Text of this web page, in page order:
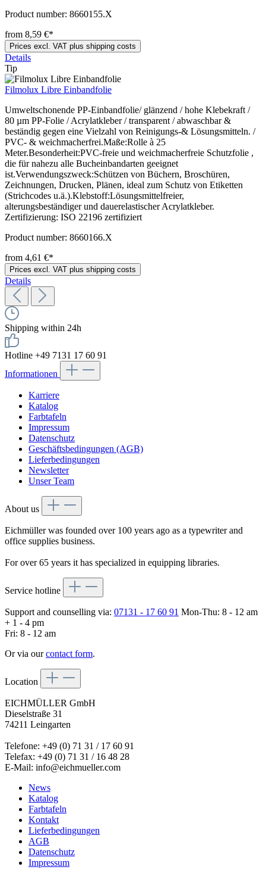
Product number: 8660155.X
from 8,59 €*
Prices excl. VAT plus shipping costs
Details
Tip
Filmolux Libre Einbandfolie
Umweltschonende PP-Einbandfolie/ glänzend / hohe Klebekraft /
80 µm PP-Folie / Acrylatkleber / transparent / abwaschbar &
beständig gegen eine Vielzahl von Reinigungs-& Lösungsmitteln. /
PVC- & weichmacherfrei.Maße:Rolle à 25
Meter.Besonderheit:PVC-freie und weichmacherfreie Schutzfolie ,
die für nahezu alle Bucheinbandarten geeignet
ist.Verwendungszweck:Schützen von Büchern, Broschüren,
Zeichnungen, Drucken, Plänen, ideal zum Schutz von Etiketten
(Strichcodes u.ä.).Klebstoff:Lösungsmittelfreier,
alterungsbeständiger und dauerelastischer Acrylatkleber.
Zertifizierung: ISO 22196 zertifiziert
Product number: 8660166.X
from 4,61 €*
Prices excl. VAT plus shipping costs
Details
Shipping within 24h
Hotline +49 7131 17 60 91
Informationen
Karriere
Katalog
Farbtafeln
Impressum
Datenschutz
Geschäftsbedingungen (AGB)
Lieferbedingungen
Newsletter
Unser Team
About us
Eichmüller was founded over 100 years ago as a typewriter and
office supplies business.
For over 65 years it has specialized in equipping libraries.
Service hotline
Support and counselling via: 07131 - 17 60 91 Mon-Thu: 8 - 12 am
+ 1 - 4 pm
Fri: 8 - 12 am
Or via ourcontact form.
Location
EICHMÜLLER GmbH
Dieselstraße 31
74211 Leingarten
Telefone: +49 (0) 71 31 / 17 60 91
Telefax: +49 (0) 71 31 / 16 48 28
E-Mail: info@eichmueller.com
News
Katalog
Farbtafeln
Kontakt
Lieferbedingungen
AGB
Datenschutz
Impressum